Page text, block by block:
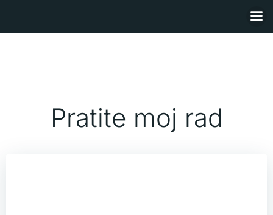
content
Pratite moj rad